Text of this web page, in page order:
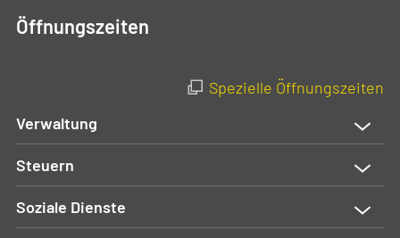
Öffnungszeiten
Spezielle Öffnungszeiten
Verwaltung
Steuern
Soziale Dienste